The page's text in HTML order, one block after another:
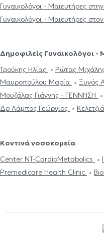
Γυναικολόγοι - Μαιευτήρες
Γυναικολόγοι - Μαιευτήρες
Δημοφιλείς Γυναικολόγοι
Τρούκης Ηλίας
Ρώτας
Μαυροπούλου Μαρία
Ξυνός
Μουζάλας Γιάννης - ΓΕΝΝΗΣΗ
Δρ Λάμπος Γεώργιος
Κοντινά νοσοκομεία
Center NT-CardioMetabolics
Premedicare Health Clinic